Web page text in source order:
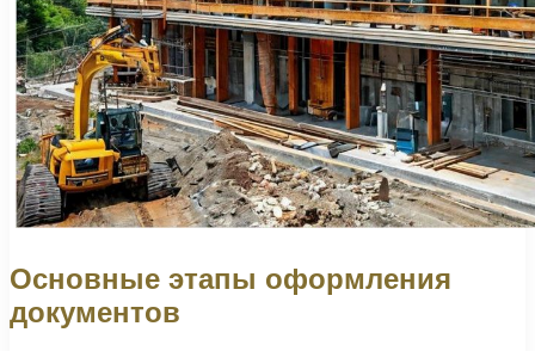
Основные этапы оформления
документов